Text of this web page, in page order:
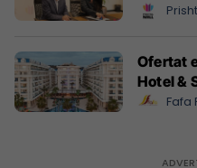
Ofertat
Hotel &
Fafa